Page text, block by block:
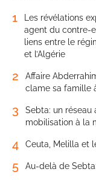
1
Les révélations
agent du contre-
liens entre le
et l’Algérie
2
Affaire
clame sa famille
3
Sebta: un réseau
mobilisation à la
4 Ceuta, Melilla et
5 Au-delà de